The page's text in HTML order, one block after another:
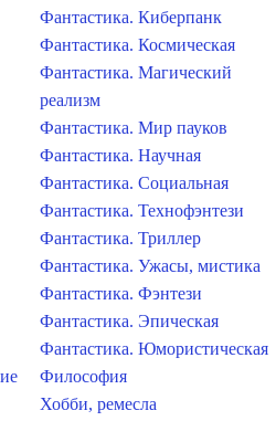
Фантастика. Киберпанк
Фантастика. Космическая
Фантастика. Магический
реализм
Фантастика. Мир пауков
Фантастика. Научная
Фантастика. Социальная
Фантастика. Технофэнтези
Фантастика. Триллер
Фантастика. Ужасы, мистика
Фантастика. Фэнтези
Фантастика. Эпическая
Фантастика. Юмористическая
Философия
Хобби, ремесла